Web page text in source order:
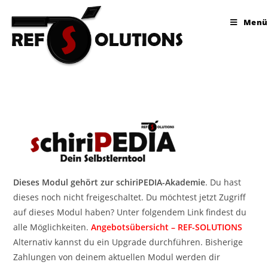
Menü
Dieses Modul gehört zur schiriPEDIA-Akademie. Du hast
dieses noch nicht freigeschaltet. Du möchtest jetzt Zugriff
auf dieses Modul haben? Unter folgendem Link findest du
alle Möglichkeiten.Angebotsübersicht – REF-SOLUTIONS
Alternativ kannst du ein Upgrade durchführen. Bisherige
Zahlungen von deinem aktuellen Modul werden dir